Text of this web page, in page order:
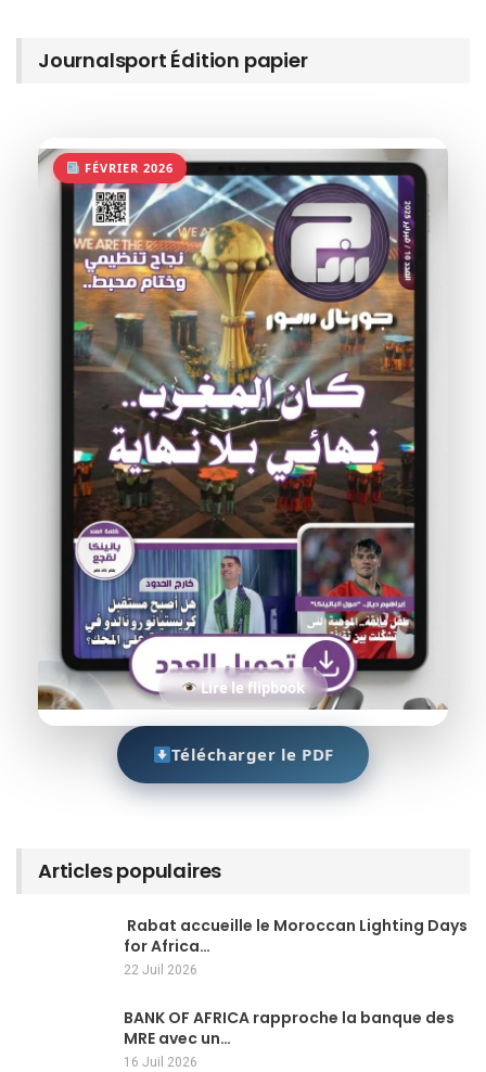
Journalsport Édition papier
FÉVRIER 2026
Lire le flipbook
Télécharger le PDF
Articles populaires
Rabat accueille le Moroccan Lighting Days
for Africa…
22 Juil 2026
BANK OF AFRICA rapproche la banque des
MRE avec un…
16 Juil 2026